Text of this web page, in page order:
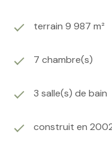
terrain 9 987 m²
7 chambre(s)
3 salle(s) de bain
construit en